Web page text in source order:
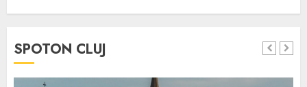
SPOTON CLUJ